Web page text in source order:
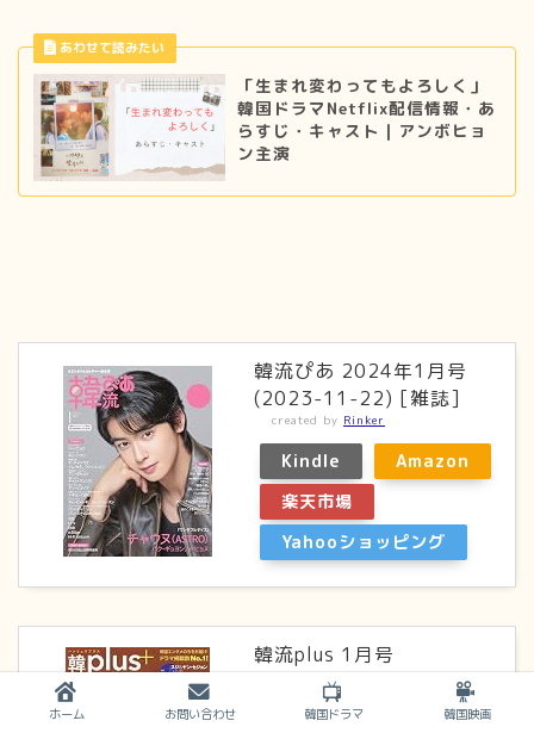
「生まれ変わってもよろしく」
韓国ドラマNetflix配信情報・あ
らすじ・キャスト｜アンボヒョ
ン主演
韓流ぴあ 2024年1月号
(2023-11-22) [雑誌]
created by Rinker
Kindle
Amazon
楽天市場
Yahooショッピング
韓流plus 1月号
コスミック出版
ホーム お問い合わせ 韓国ドラマ 韓国映画